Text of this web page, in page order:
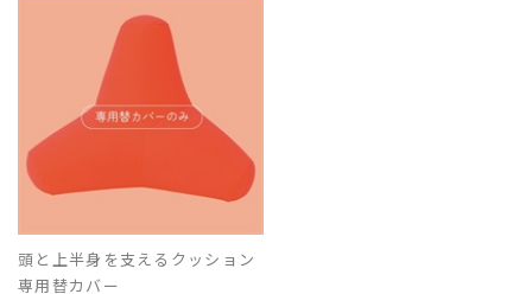
頭と上半身を支えるクッション
専用替カバー